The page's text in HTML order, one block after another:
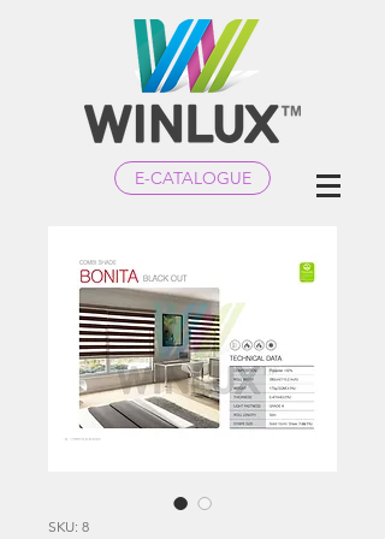
E-CATALOGUE
SKU: 8